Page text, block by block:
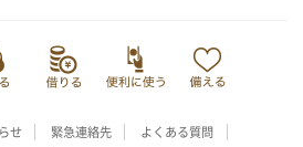
せ 緊急連絡先 よくある質問